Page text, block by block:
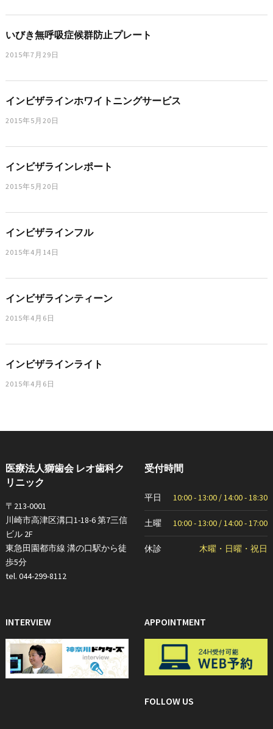
いびき無呼吸症候群防止プレート
2015年7月29日
インビザラインホワイトニングサービス
2015年5月20日
インビザラインレポート
2015年5月20日
インビザラインフル
2015年4月14日
インビザラインティーン
2015年4月6日
インビザラインライト
2015年4月6日
医療法人獅歯会 レオ歯科ク
リニック
〒213-0001
川崎市高津区溝口1-18-6 第7三信
ビル 2F
東急田園都市線 溝の口駅から徒
歩5分
tel. 044-299-8112
受付時間
平日 10:00 - 13:00 / 14:00 - 18:30
土曜 10:00 - 13:00 / 14:00 - 17:00
休診 木曜・日曜・祝日
INTERVIEW APPOINTMENT
FOLLOW US